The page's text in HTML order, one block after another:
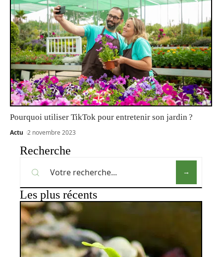
Pourquoi utiliser TikTok pour entretenir son jardin ?
Actu 2 novembre 2023
Recherche
Les plus récents